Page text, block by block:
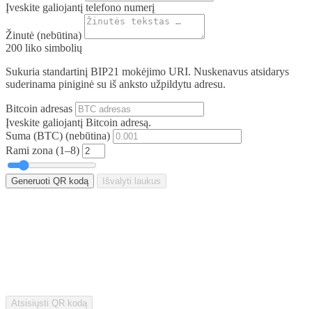
Įveskite galiojantį telefono numerį
Žinutė (nebūtina)
200 liko simbolių
Sukuria standartinį BIP21 mokėjimo URI. Nuskenavus atsidarys
suderinama piniginė su iš anksto užpildytu adresu.
Bitcoin adresas
Įveskite galiojantį Bitcoin adresą.
Suma (BTC) (nebūtina)
Rami zona (1–8)
Generuoti QR kodą Išvalyti laukus
Atsisiųsti QR kodą